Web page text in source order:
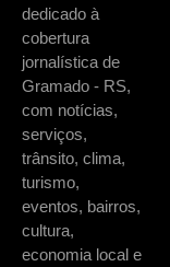
dedicado à
cobertura
jornalística de
Gramado - RS,
com notícias,
serviços,
trânsito, clima,
turismo,
eventos, bairros,
cultura,
economia local e